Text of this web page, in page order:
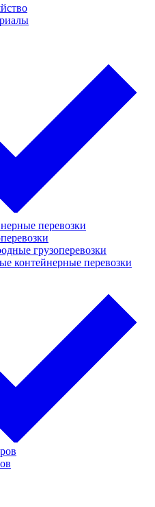
перевозки
грузоперевозки
контейнерные перевозки